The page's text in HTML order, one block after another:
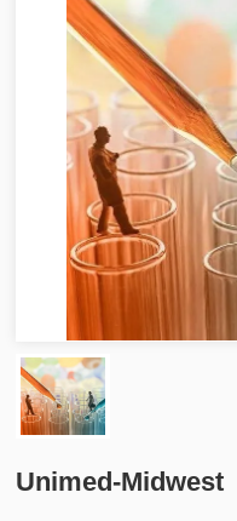
Unimed-Midwest